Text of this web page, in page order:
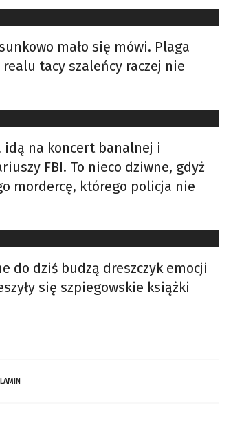
mało się mówi. Plaga
tacy szaleńcy raczej nie
idą na koncert banalnej i
FBI. To nieco dziwne, gdyż
mordercę, którego policja nie
do dziś budzą dreszczyk emocji
się szpiegowskie książki